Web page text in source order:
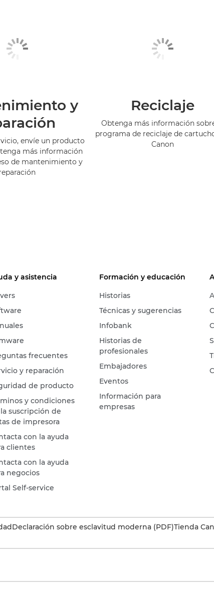
y
envíe un producto
más información
de mantenimiento y
Reciclaje
Obtenga más información
programa de reciclaje de
Canon
y asistencia
frecuentes
y reparación
de producto
y condiciones
suscripción de
de impresora
con la ayuda
clientes
con la ayuda
negocios
Self-service
Formación y educación
Historias
Técnicas y sugerencias
Infobank
Historias de
profesionales
Embajadores
Eventos
Información para
empresas
Declaración sobre esclavitud moderna (PDF)Tienda